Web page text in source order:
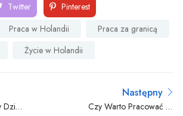
Twitter
Pinterest
Praca w Holandii
Praca za granicą
Życie w Holandii
Następny
Czy Warto Pracować W